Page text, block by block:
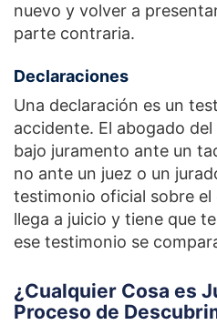
nuevo y volver a
parte contraria.
Declaraciones
Una declaración es un
accidente. El abogado
bajo juramento ante un
no ante un juez o un
testimonio oficial sobre el
llega a juicio y tiene que
ese testimonio se
¿Cualquier Cosa es
Proceso de